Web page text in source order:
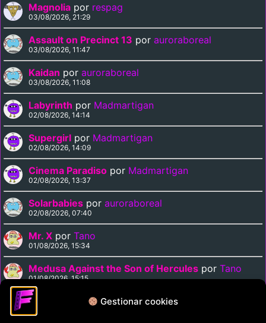
Gestionar cookies
Magnolia por respag
03/08/2026, 21:29
Assault on Precinct 13 por auroraboreal
03/08/2026, 11:47
Kaidan por auroraboreal
03/08/2026, 11:08
Labyrinth por Madmartigan
02/08/2026, 14:14
Supergirl por Madmartigan
02/08/2026, 14:09
Cinema Paradiso por Madmartigan
02/08/2026, 13:37
Solarbabies por auroraboreal
02/08/2026, 07:40
Mr. X por Tano
01/08/2026, 15:34
Medusa Against the Son of Hercules por Tano
01/08/2026, 15:15
Solarbabies porMadmartigan